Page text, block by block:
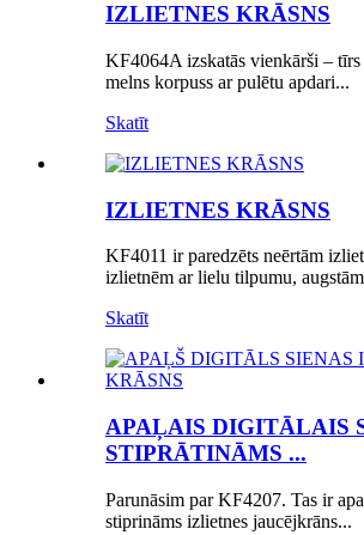
IZLIETNES KRĀSNS
KF4064A izskatās vienkārši –
melns korpuss ar pulētu apdari...
Skatīt
IZLIETNES KRĀSNS
KF4011 ir paredzēts neērtām
izlietnēm ar lielu tilpumu,
Skatīt
APAĻAIS DIGITĀLAIS
STIPRĀTINĀMS ...
Parunāsim par KF4207. Tas ir
stiprināms izlietnes jaucējkrāns...